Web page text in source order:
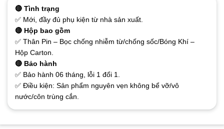
🔴 Tình trạng
✅ Mới, đầy đủ phụ kiện từ nhà sản xuất.
🔴 Hộp bao gồm
✅ Thân Pin – Bọc chống nhiễm từ/chống sốc/Bóng Khí –
Hộp Carton.
🔴 Bảo hành
✅ Bảo hành 06 tháng, lỗi 1 đổi 1.
✅ Điều kiện: Sản phẩm nguyên vẹn không bể vỡ/vô
nước/côn trùng cắn.